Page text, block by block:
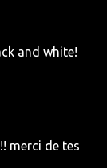
and white!
merci de tes